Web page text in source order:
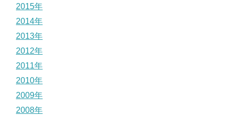
2015年
2014年
2013年
2012年
2011年
2010年
2009年
2008年